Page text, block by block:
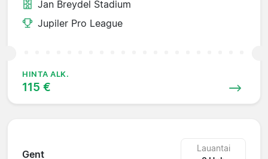
Jan Breydel Stadium
Jupiler Pro League
HINTA ALK.
115 €
Gent
Lauantai